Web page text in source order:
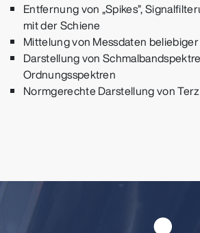
Entfernung von „Spikes”,
mit der Schiene
Mittelung von Messdaten
Darstellung von
Ordnungsspektren
Normgerechte Darstellung von